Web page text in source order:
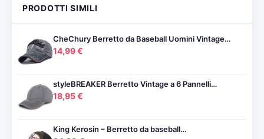
PRODOTTI SIMILI
CheChury Berretto da Baseball Uomini Vintage…
14,99 €
styleBREAKER Berretto Vintage a 6 Pannelli…
18,95 €
King Kerosin – Berretto da baseball…